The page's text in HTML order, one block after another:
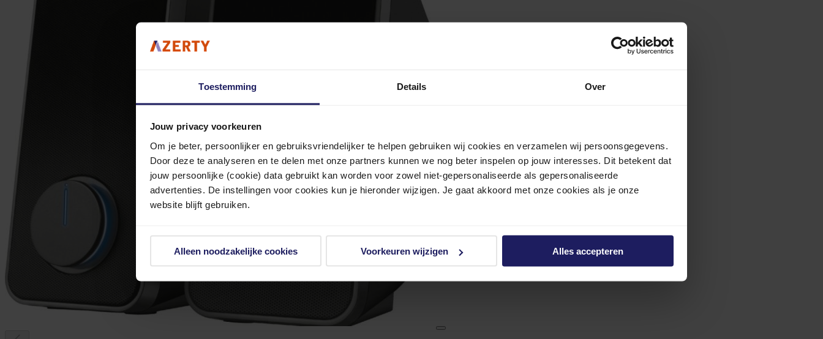
Toestemming Details Over
Jouw privacy voorkeuren
Om je beter, persoonlijker en gebruiksvriendelijker te helpen gebruiken wij cookies en verzamelen wij persoonsgegevens.
Door deze te analyseren en te delen met onze partners kunnen we nog beter inspelen op jouw interesses. Dit betekent dat
jouw persoonlijke (cookie) data gebruikt kan worden voor zowel niet-gepersonaliseerde als gepersonaliseerde
advertenties. De instellingen voor cookies kun je hieronder wijzigen. Je gaat akkoord met onze cookies als je onze
website blijft gebruiken.
Alleen noodzakelijke cookies Voorkeuren wijzigen Alles accepteren